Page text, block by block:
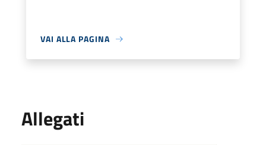
VAI ALLA PAGINA
Allegati